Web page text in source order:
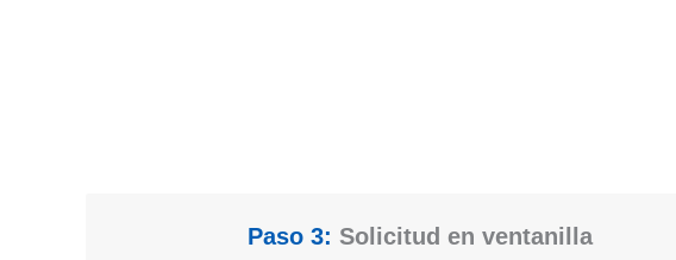
Paso 3: Solicitud en ventanilla